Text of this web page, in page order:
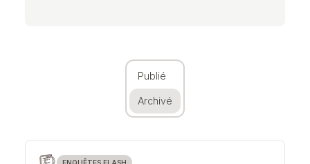
Publié
Archivé